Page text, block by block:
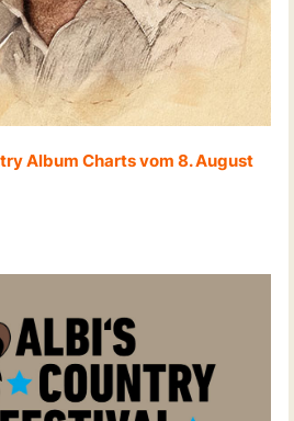
Album Charts vom 8. August